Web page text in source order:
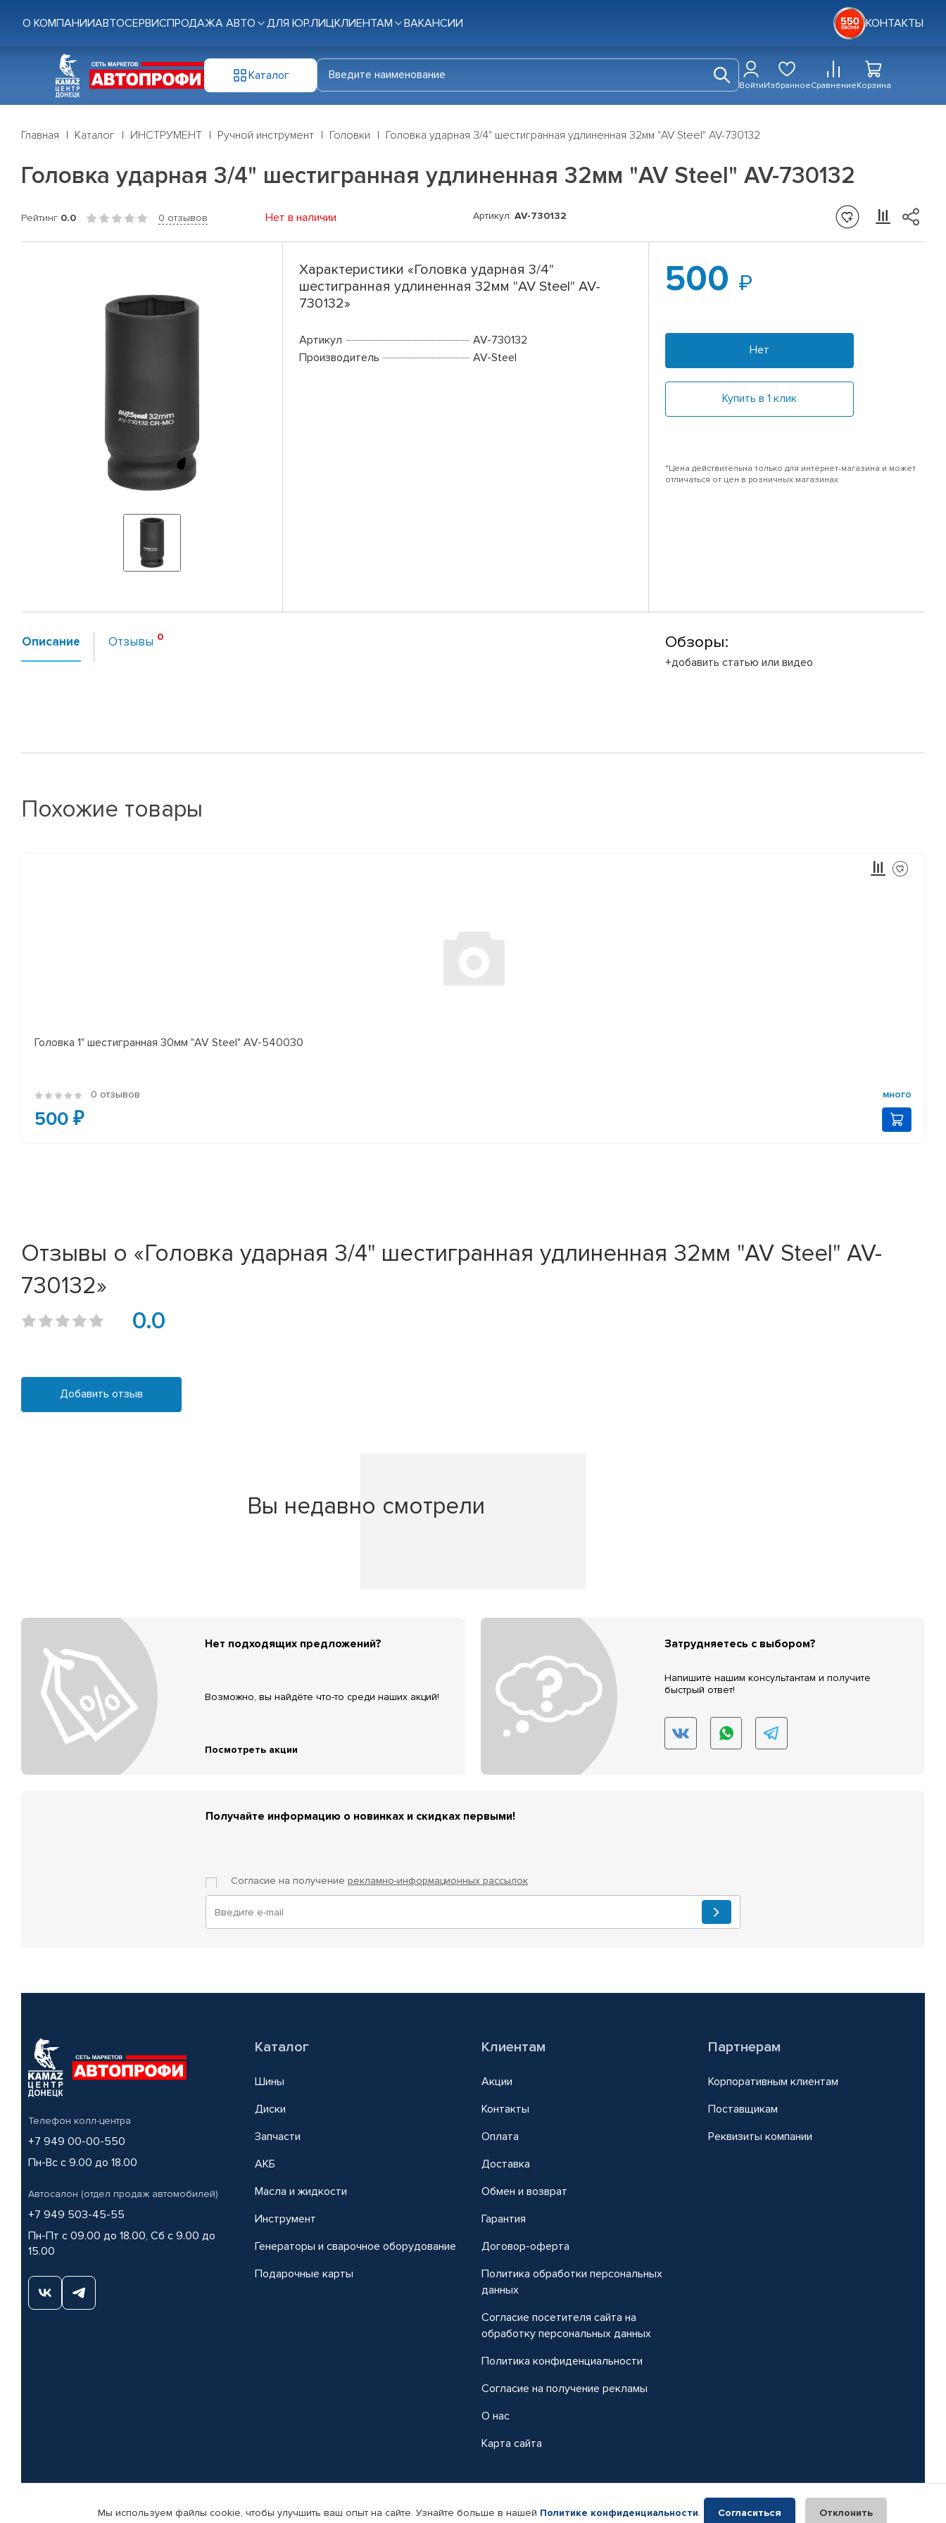
О КОМПАНИИАВТОСЕРВИСПРОДАЖА АВТО ДЛЯ ЮР.ЛИЦКЛИЕНТАМ ВАКАНСИИ КОНТАКТЫ
Каталог
ВойтиИзбранноеСравнениеКорзина
Главная Каталог ИНСТРУМЕНТ Ручной инструмент Головки Головка ударная 3/4" шестигранная удлиненная 32мм "AV Steel" AV-730132
Головка ударная 3/4" шестигранная удлиненная 32мм "AV Steel" AV-730132
Рейтинг 0.0 0 отзывов Нет в наличии Артикул: AV-730132
Характеристики «Головка ударная 3/4"
шестигранная удлиненная 32мм "AV Steel" AV-
730132»
Артикул
AV-730132
Производитель
AV-Steel
500
Нет
Купить в 1 клик
*Цена действительна только для интернет-магазина и может
отличаться от цен в розничных магазинах
Описание Отзывы Обзоры:
+добавить статью или видео
Похожие товары
Головка 1" шестигранная 30мм "AV Steel" AV-540030
0 отзывов много
500 ₽
Отзывы о «Головка ударная 3/4" шестигранная удлиненная 32мм "AV Steel" AV-
730132»
0.0
Добавить отзыв
Вы недавно смотрели
Нет подходящих предложений?
Возможно, вы найдёте что-то среди наших акций!
Посмотреть акции
Затрудняетесь с выбором?
Напишите нашим консультантам и получите
быстрый ответ!
Получайте информацию о новинках и скидках первыми!
Согласие на получение рекламно-информационных рассылок
Телефон колл-центра
+7 949 00-00-550
Пн-Вс с 9.00 до 18.00
Автосалон (отдел продаж автомобилей)
+7 949 503-45-55
Пн-Пт с 09.00 до 18.00, Сб с 9.00 до
15.00
Каталог
Шины
Диски
Запчасти
АКБ
Масла и жидкости
Инструмент
Генераторы и сварочное оборудование
Подарочные карты
Клиентам
Акции
Контакты
Оплата
Доставка
Обмен и возврат
Гарантия
Договор-оферта
Политика обработки персональных
данных
Согласие посетителя сайта на
обработку персональных данных
Политика конфиденциальности
Согласие на получение рекламы
О нас
Карта сайта
Партнерам
Корпоративным клиентам
Поставщикам
Реквизиты компании
© КАМАЗ ЦЕНТР ДОНЕЦК, 2015-2026. Все права защищены. Интернет-магазин автомобильных товаров Автопрофи.
Мы используем файлы cookie, чтобы улучшить ваш опыт на сайте. Узнайте больше в нашей Политике конфиденциальности. Согласиться Отклонить